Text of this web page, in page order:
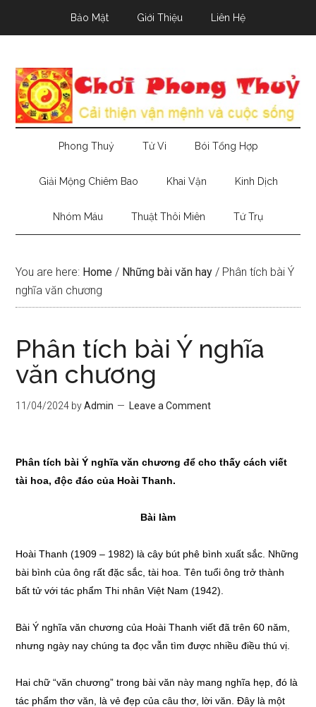
Bảo Mật Giới Thiệu Liên Hệ
Phong Thuỷ Tử Vi Bói Tổng Hợp
Giải Mộng Chiêm Bao Khai Vận Kinh Dịch
Nhóm Máu Thuật Thôi Miên Tứ Trụ
You are here: Home / Những bài văn hay / Phân tích bài Ý
nghĩa văn chương
Phân tích bài Ý nghĩa
văn chương
11/04/2024 byAdmin Leave a Comment
Phân tích bài Ý nghĩa văn chương để cho thấy cách viết
tài hoa, độc đáo của Hoài Thanh.
Bài làm
Hoài Thanh (1909 – 1982) là cây bút phê bình xuất sắc. Những
bài bình của ông rất đặc sắc, tài hoa. Tên tuổi ông trở thành
bất tử với tác phẩm Thi nhân Việt Nam (1942).
Bài Ý nghĩa văn chương của Hoài Thanh viết đã trên 60 năm,
nhưng ngày nay chúng ta đọc vẫn tìm được nhiều điều thú vị.
Hai chữ “văn chương” trong bài văn này mang nghĩa hẹp, đó là
tác phẩm thơ văn, là vẻ đẹp của câu thơ, lời văn. Đây là một